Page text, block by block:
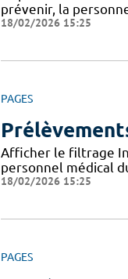
prévenir, la
18/02/2026 15:25
PAGES
Afficher le filtrage
personnel médical
18/02/2026 15:25
PAGES